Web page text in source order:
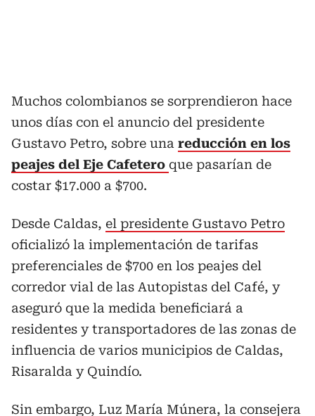
Muchos colombianos se sorprendieron hace
unos días con el anuncio del presidente
Gustavo Petro, sobre una reducción en los
peajes del Eje Cafetero que pasarían de
costar $17.000 a $700.
Desde Caldas, el presidente Gustavo Petro
oficializó la implementación de tarifas
preferenciales de $700 en los peajes del
corredor vial de las Autopistas del Café, y
aseguró que la medida beneficiará a
residentes y transportadores de las zonas de
influencia de varios municipios de Caldas,
Risaralda y Quindío.
Sin embargo, Luz María Múnera, la consejera